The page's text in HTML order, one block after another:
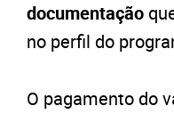
documentação
no perfil do
O pagamento do